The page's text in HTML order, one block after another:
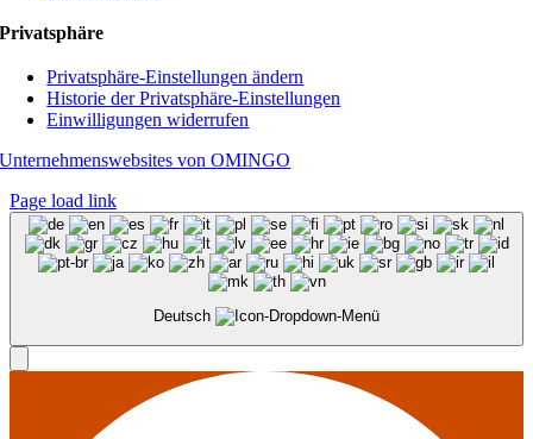
Privatsphäre
Privatsphäre-Einstellungen ändern
Historie der Privatsphäre-Einstellungen
Einwilligungen widerrufen
Unternehmenswebsites von OMINGO
Page load link
Deutsch